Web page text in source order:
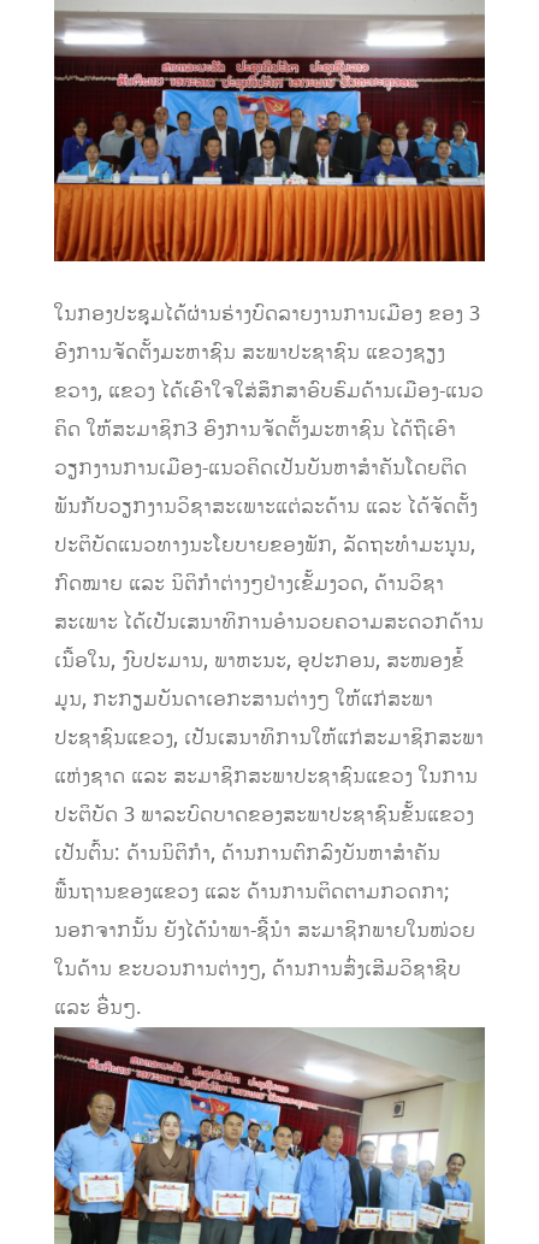
​ໃນ​ກອງ​ປະຊຸມ​ໄດ້​ຜ່ານ​ຮ່າງບົດລາຍງານການເມືອງ ຂອງ 3
ອົງການ​ຈັດ​ຕັ້ງ​ມະຫາຊົນ ສະພາ​ປະຊາຊົນ ​ແຂວງ​ຊຽງ​
ຂວາງ, ແຂວງ ໄດ້ເອົາໃຈໃສ່ສຶກສາອົບຮົມດ້ານ​ເມືອງ-​ແນວ​
ຄິດ ໃຫ້ສະມາຊິກ3 ອົງການຈັດຕັ້ງມະຫາຊົນ​ ໄດ້​ຖື​ເອົາ​
ວຽກງານ​ການ​ເມືອງ-​ແນວ​ຄິດ​ເປັນ​ບັນ​ຫາ​ສໍາຄັນ​ໂດຍ​ຕິດ​
ພັນ​ກັບ​ວຽກງານ​ວິຊາ​ສະ​ເພາະ​ແຕ່​ລະ​ດ້ານ ​ແລະ ​ໄດ້​ຈັດຕັ້ງ
ປະຕິບັດ​ແນວທາງ​ນະ​ໂຍບາຍ​ຂອງ​ພັກ, ລັດ​ຖະທໍາ​ມະນູນ,
ກົດໝາຍ ​ແລະ ນິຕິ​ກໍາ​ຕ່າງໆຢ່າງ​ເຂັ້ມງວດ, ດ້ານວິຊາ
ສະເພາະ ​ໄດ້​ເປັນ​ເສນາ​ທິການ​ອໍານວຍ​ຄວາມ​ສະດວກ​ດ້ານ​
ເນື້ອ​ໃນ, ງົບປະມານ, ພາຫະນະ, ອຸປະກອນ, ສະໜອງຂໍ້​
ມູນ, ກະກຽມບັນດາ​ເອກະສານ​ຕ່າງໆ ​ໃຫ້​ແກ່ສະພາ​
ປະຊາຊົນ​ແຂວງ, ​ເປັນ​ເສນາ​ທິການ​ໃຫ້​ແກ່​ສະມາຊິກ​ສະພາ​
ແຫ່ງ​ຊາດ ​ແລະ ສະມາຊິກ​ສະພາ​ປະຊາຊົນ​ແຂວງ ​ໃນ​ການ​
ປະຕິບັດ 3 ພາລະ​ບົດບາດຂອງ​ສະພາ​ປະຊາຊົນ​ຂັ້ນ​ແຂວງ​
ເປັນຕົ້ນ: ດ້ານ​ນິຕິ​ກໍາ, ດ້ານ​ການ​ຕົກລົງ​ບັນຫາ​ສໍາຄັນ​
ພື້ນຖານ​ຂອງ​ແຂວງ ​ແລະ ດ້ານ​ການ​ຕິດຕາມ​ກວດກາ;
ນອກຈາກນັ້ນ ຍັງ​ໄດ້​ນຳພາ-ຊີ້ນຳ ສະມາຊິກພາຍໃນໜ່ວຍ
ໃນດ້ານ ຂະບວນການຕ່າງໆ, ດ້ານການສົ່ງເສີມວິຊາຊີບ
ແລະ ອື່ນໆ.